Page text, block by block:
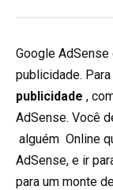
Google AdSense
publicidade.
publicidade ,
AdSense. Você
alguém Online
AdSense, e ir
para um monte